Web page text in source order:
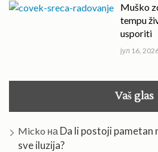
Muško
tempu
usporiti
јул 16,
Vaš glas
Micko на Da li postoji pametan
sve iluzija?